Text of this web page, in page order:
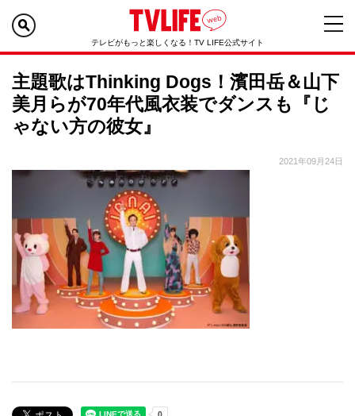
テレビがもっと楽しくなる！TV LIFE公式サイト
主題歌はThinking Dogs！濱田岳＆山下
美月らが70年代風衣装でダンスも『じ
ゃない方の彼女』
2021年09月24日